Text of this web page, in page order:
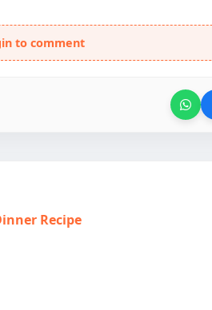
to comment
Recipe